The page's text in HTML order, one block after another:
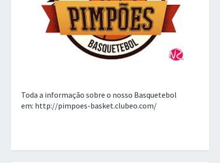
Toda a informação sobre o nosso Basquetebol
em: http://pimpoes-basket.clubeo.com/